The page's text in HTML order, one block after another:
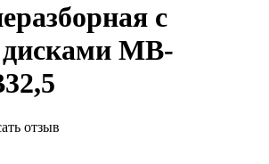
с
MB-
отзыв